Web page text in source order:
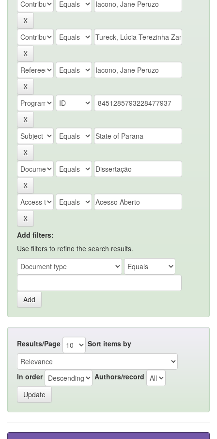
Add filters:
Use filters to refine the search results.
Results/Page Sort items by
In order Authors/record